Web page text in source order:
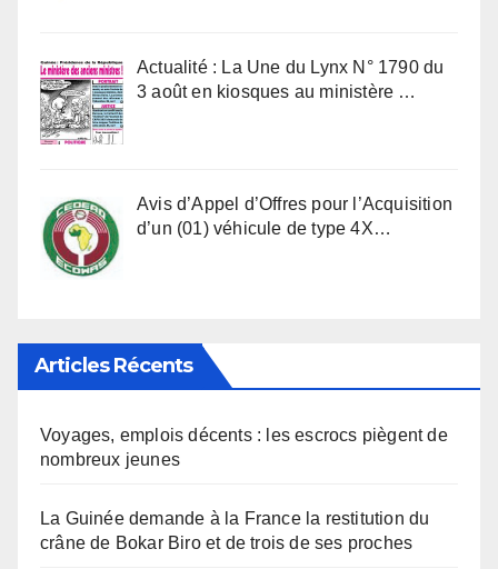
Actualité : La Une du Lynx N° 1790 du
3 août en kiosques au ministère …
Avis d’Appel d’Offres pour l’Acquisition
d’un (01) véhicule de type 4X…
Articles Récents
Voyages, emplois décents : les escrocs piègent de
nombreux jeunes
La Guinée demande à la France la restitution du
crâne de Bokar Biro et de trois de ses proches